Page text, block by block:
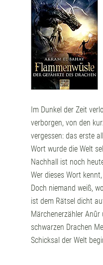
Im Dunkel der Zeit
verborgen, von den
vergessen: das erste
Wort wurde die Welt
Nachhall ist noch
Wer dieses Wort
Doch niemand weiß,
ist dem Rätsel dicht
Märchenerzähler Anûr
schwarzen Drachen
Schicksal der Welt